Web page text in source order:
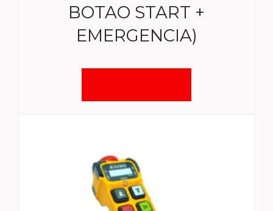
BOTAO START +
EMERGENCIA)